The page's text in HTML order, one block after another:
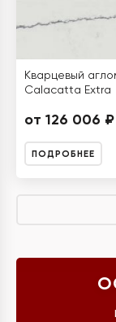
Кварцевый
Calacatta Extra
от 126 006 ₽
ПОДРОБНЕЕ